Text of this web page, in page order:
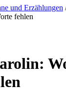
und Erzählungen
fehlen